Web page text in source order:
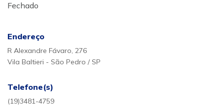
Fechado
Endereço
R Alexandre Fávaro, 276
Vila Baltieri - São Pedro / SP
Telefone(s)
(19)3481-4759